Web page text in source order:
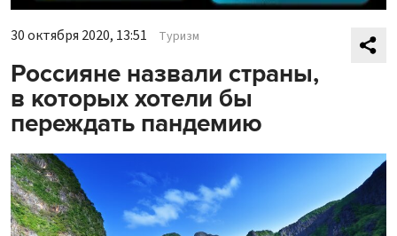
30 октября 2020, 13:51 Туризм
Россияне назвали страны,
в которых хотели бы
переждать пандемию